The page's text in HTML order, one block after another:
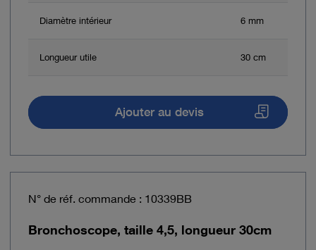
Diamètre intérieur 6 mm
Longueur utile 30 cm
Ajouter au devis
N° de réf. commande : 10339BB
Bronchoscope, taille 4,5, longueur 30cm